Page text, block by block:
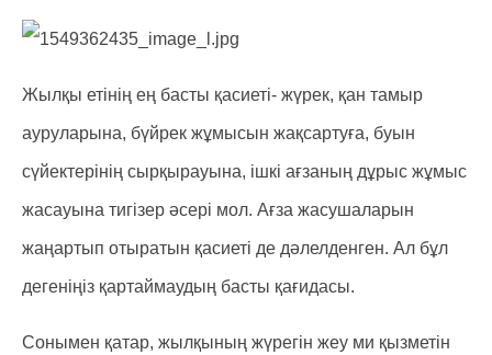
Жылқы етінің ең басты қасиеті- жүрек, қан тамыр
ауруларына, бүйрек жұмысын жақсартуға, буын
сүйектерінің сырқырауына, ішкі ағзаның дұрыс жұмыс
жасауына тигізер әсері мол. Ағза жасушаларын
жаңартып отыратын қасиеті де дәлелденген. Ал бұл
дегеніңіз қартаймаудың басты қағидасы.
Сонымен қатар, жылқының жүрегін жеу ми қызметін